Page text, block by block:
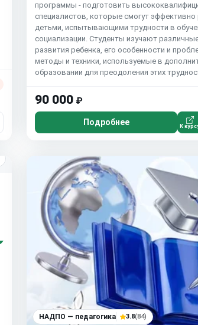
программы - подготовить
специалистов, которые смогут эффективно
детьми, испытывающими трудности в
социализации. Студенты изучают
развития ребенка, его особенности и
методы и техники, используемые в
образовании для преодоления этих
90 000 ₽
Подробнее К
НАДПО — педагогика 3.8(84)